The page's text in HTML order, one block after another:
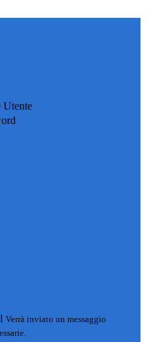
Utente
Verrà inviato un messaggio